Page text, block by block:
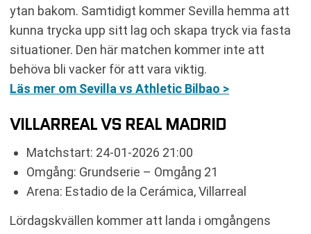
ytan bakom. Samtidigt kommer Sevilla hemma att
kunna trycka upp sitt lag och skapa tryck via fasta
situationer. Den här matchen kommer inte att
behöva bli vacker för att vara viktig.
Läs mer om Sevilla vs Athletic Bilbao >
VILLARREAL VS REAL MADRID
Matchstart: 24-01-2026 21:00
Omgång: Grundserie – Omgång 21
Arena: Estadio de la Cerámica, Villarreal
Lördagskvällen kommer att landa i omgångens